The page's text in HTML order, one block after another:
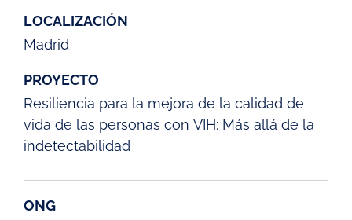
LOCALIZACIÓN
Madrid
PROYECTO
Resiliencia para la mejora de la calidad de
vida de las personas con VIH: Más allá de la
indetectabilidad
ONG